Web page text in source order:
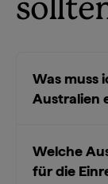
Was muss
Australien
Welche
für die